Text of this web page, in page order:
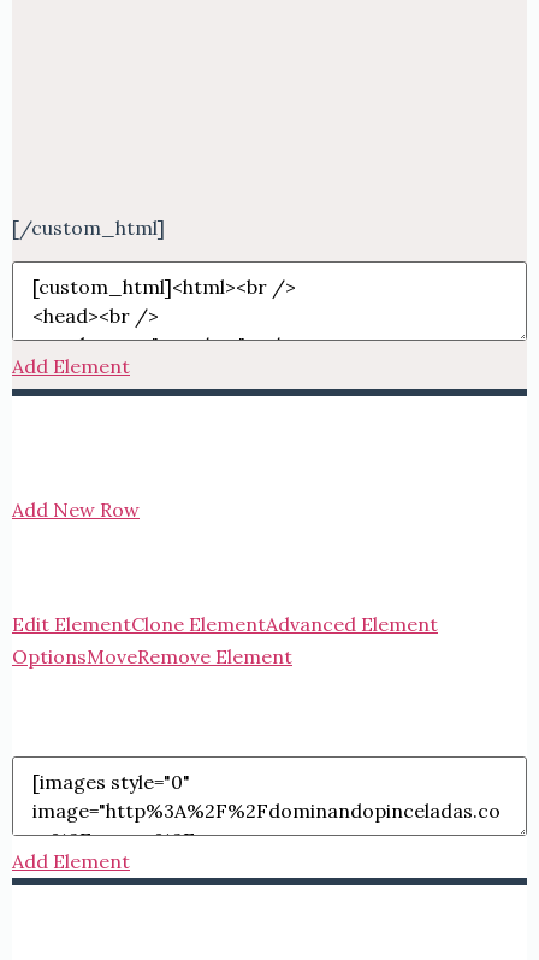
[/custom_html]
Add Element
Add New Row
Edit ElementClone ElementAdvanced Element
OptionsMoveRemove Element
Add Element